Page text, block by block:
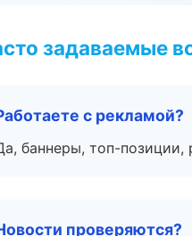
задаваемые
с рекламой?
баннеры, топ-позиции,
проверяются?